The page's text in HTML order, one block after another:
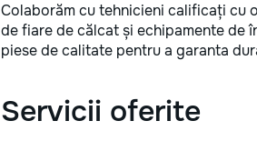
Colaborăm cu tehnicieni calificați cu
de fiare de călcat și echipamente de
piese de calitate pentru a garanta
Servicii oferite